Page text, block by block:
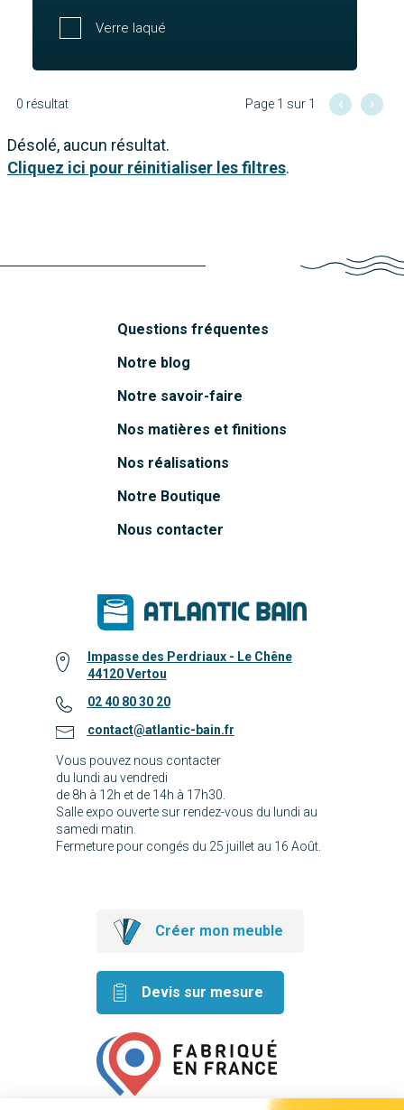
Verre laqué
0 résultat Page 1 sur 1
Désolé, aucun résultat.
Cliquez ici pour réinitialiser les filtres.
Questions fréquentes
Notre blog
Notre savoir-faire
Nos matières et finitions
Nos réalisations
Notre Boutique
Nous contacter
Impasse des Perdriaux - Le Chêne
44120 Vertou
02 40 80 30 20
contact@atlantic-bain.fr
Vous pouvez nous contacter
du lundi au vendredi
de 8h à 12h et de 14h à 17h30.
Salle expo ouverte sur rendez-vous du lundi au
samedi matin.
Fermeture pour congés du 25 juillet au 16 Août.
Créer mon meuble
Devis sur mesure